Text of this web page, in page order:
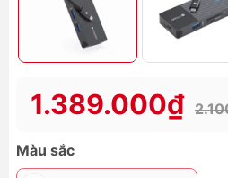
1.389.000₫
Màu sắc